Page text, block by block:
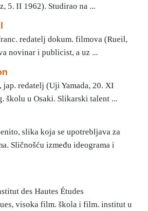
5. II 1962). Studirao na ...
redatelj dokum. filmova (Rueil,
novinar i publicist, a uz ...
redatelj (Uji Yamada, 20. XI
školu u Osaki. Slikarski talent ...
slika koja se upotrebljava za
Sličnošću između ideograma i
des Hautes Études
visoka film. škola i film. institut u